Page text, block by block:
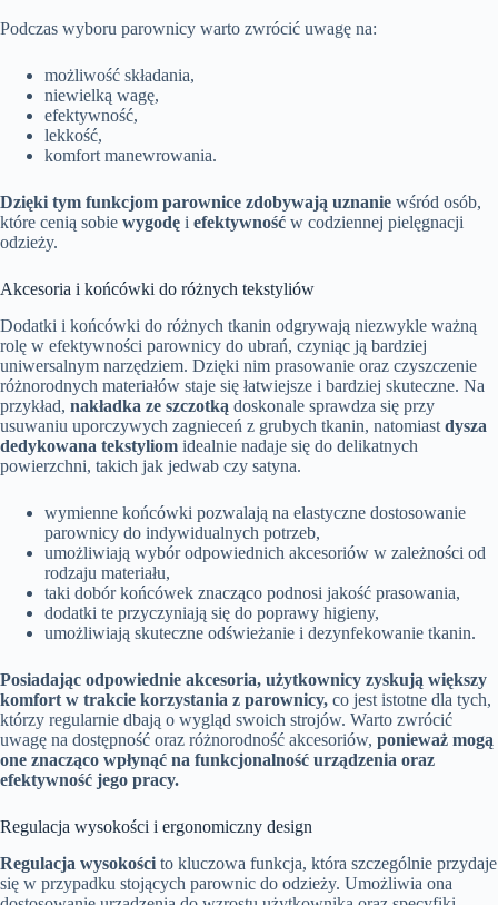
Podczas wyboru parownicy warto zwrócić uwagę na:
możliwość składania,
niewielką wagę,
efektywność,
lekkość,
komfort manewrowania.
Dzięki tym funkcjom parownice zdobywają uznanie wśród osób,
które cenią sobie wygodę i efektywność w codziennej pielęgnacji
odzieży.
Akcesoria i końcówki do różnych tekstyliów
Dodatki i końcówki do różnych tkanin odgrywają niezwykle ważną
rolę w efektywności parownicy do ubrań, czyniąc ją bardziej
uniwersalnym narzędziem. Dzięki nim prasowanie oraz czyszczenie
różnorodnych materiałów staje się łatwiejsze i bardziej skuteczne. Na
przykład, nakładka ze szczotką doskonale sprawdza się przy
usuwaniu uporczywych zagnieceń z grubych tkanin, natomiast dysza
dedykowana tekstyliom idealnie nadaje się do delikatnych
powierzchni, takich jak jedwab czy satyna.
wymienne końcówki pozwalają na elastyczne dostosowanie
parownicy do indywidualnych potrzeb,
umożliwiają wybór odpowiednich akcesoriów w zależności od
rodzaju materiału,
taki dobór końcówek znacząco podnosi jakość prasowania,
dodatki te przyczyniają się do poprawy higieny,
umożliwiają skuteczne odświeżanie i dezynfekowanie tkanin.
Posiadając odpowiednie akcesoria, użytkownicy zyskują większy
komfort w trakcie korzystania z parownicy, co jest istotne dla tych,
którzy regularnie dbają o wygląd swoich strojów. Warto zwrócić
uwagę na dostępność oraz różnorodność akcesoriów, ponieważ mogą
one znacząco wpłynąć na funkcjonalność urządzenia oraz
efektywność jego pracy.
Regulacja wysokości i ergonomiczny design
Regulacja wysokości to kluczowa funkcja, która szczególnie przydaje
się w przypadku stojących parownic do odzieży. Umożliwia ona